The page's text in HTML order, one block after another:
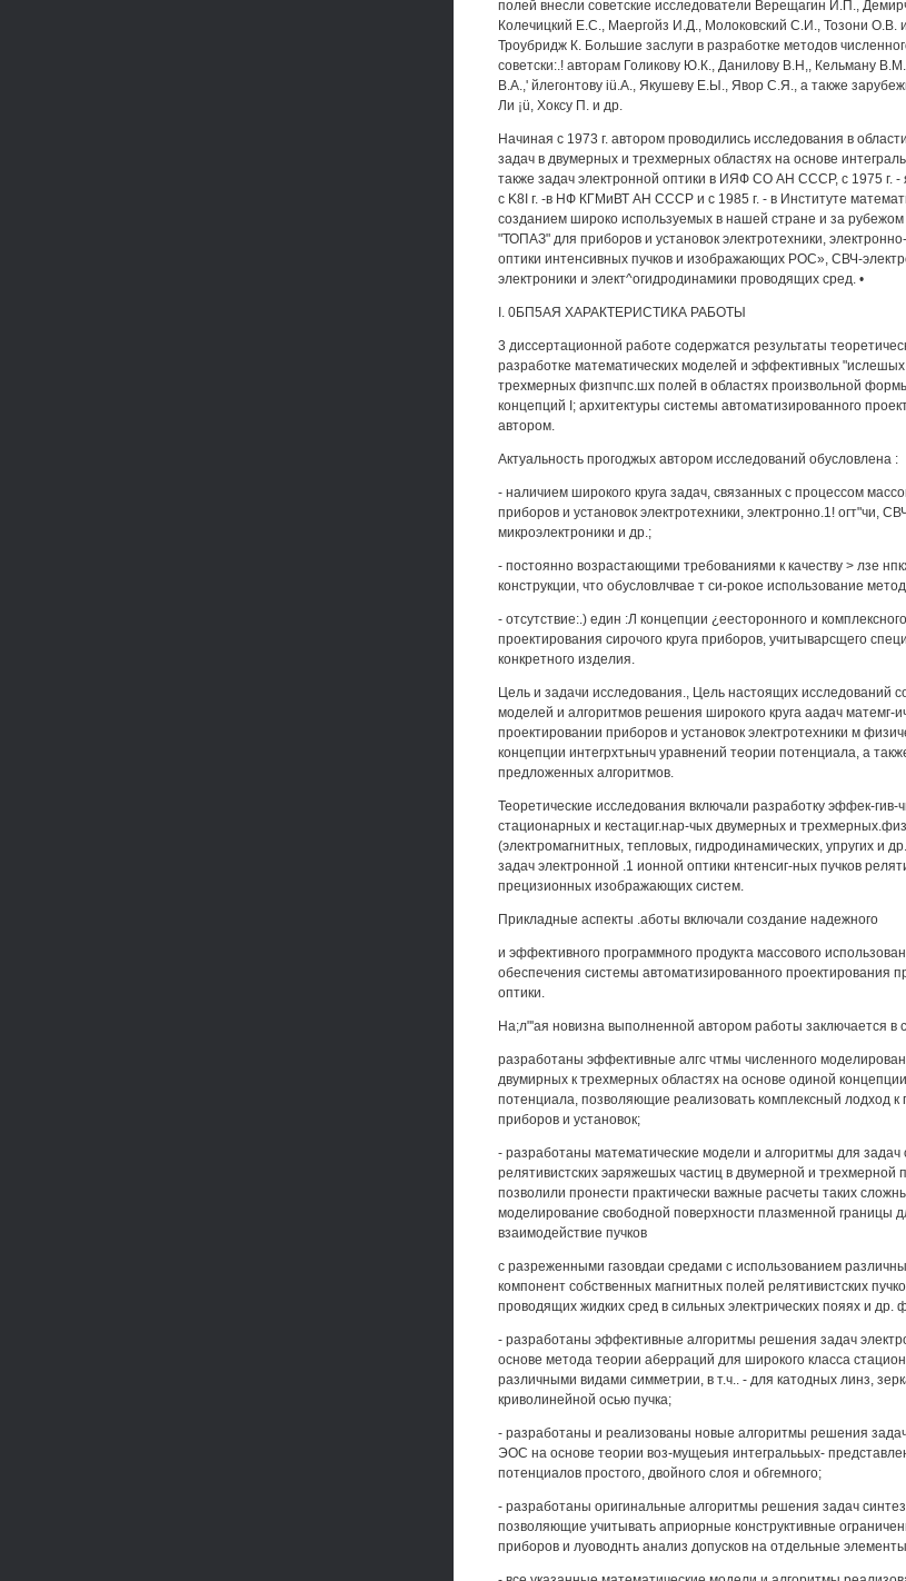
полей внесли советские исследователи Верещагин И.П.,
Колечицкий Е.С., Маергойз И.Д., Молоковский С.И., Тозони
Троубридж К. Большие заслуги в разработке методов
советски:.! авторам Голикову Ю.К., Данилову В.Н,, Кельману
В.А.,' йлегонтову iü.A., Якушеву Е.Ы., Явор С.Я., а также
Ли ¡ü, Хоксу П. и др.
Начиная с 1973 г. автором проводились исследования в
задач в двумерных и трехмерных областях на основе
также задач электронной оптики в ИЯФ СО АН СССР, с 1975
с K8I г. -в НФ КГМиВТ АН СССР и с 1985 г. - в Институте
созданием широко используемых в нашей стране и за
"ТОПАЗ" для приборов и установок электротехники,
оптики интенсивных пучков и изображающих РОС», СВЧ-
электроники и элект^огидродинамики проводящих сред. •
I. 0БП5АЯ ХАРАКТЕРИСТИКА РАБОТЫ
3 диссертационной работе содержатся результаты
разработке математических моделей и эффективных
трехмерных физпчпс.шх полей в областях произвольной
концепций I; архитектуры системы автоматизированного
автором.
Актуальность прогоджых автором исследований обусловлена :
- наличием широкого круга задач, связанных с процессом
приборов и установок электротехники, электронно.1! огт"чи,
микроэлектроники и др.;
- постоянно возрастающими требованиями к качеству > лзе
конструкции, что обусловлчвае т си-рокое использование
- отсутствие:.) един :Л концепции ¿еесторонного и
проектирования сирочого круга приборов, учитыварсщего
конкретного изделия.
Цель и задачи исследования., Цель настоящих исследований
моделей и алгоритмов решения широкого круга аадач матемг-
проектировании приборов и установок электротехники м
концепции интегрхтьныч уравнений теории потенциала, а
предложенных алгоритмов.
Теоретические исследования включали разработку эффек-
стационарных и кестациг.нар-чых двумерных и
(электромагнитных, тепловых, гидродинамических, упругих и
задач электронной .1 ионной оптики кнтенсиг-ных пучков
прецизионных изображающих систем.
Прикладные аспекты .аботы включали создание надежного
и эффективного программного продукта массового
обеспечения системы автоматизированного проектирования
оптики.
На;л"'ая новизна выполненной автором работы заключается в
разработаны эффективные алгс чтмы численного
двумирных к трехмерных областях на основе одиной
потенциала, позволяющие реализовать комплексный лодход к
приборов и установок;
- разработаны математические модели и алгоритмы для задач
релятивистских эаряжешых частиц в двумерной и трехмерной
позволили пронести практически важные расчеты таких
моделирование свободной поверхности плазменной границы
взаимодействие пучков
с разреженными газовдаи средами с использованием
компонент собственных магнитных полей релятивистских
проводящих жидких сред в сильных электрических пояях и др.
- разработаны эффективные алгоритмы решения задач
основе метода теории аберраций для широкого класса
различными видами симметрии, в т.ч.. - для катодных линз,
криволинейной осью пучка;
- разработаны и реализованы новые алгоритмы решения
ЭОС на основе теории воз-мущеьия интегралььых-
потенциалов простого, двойного слоя и обгемного;
- разработаны оригинальные алгоритмы решения задач
позволяющие учитывать априорные конструктивные
приборов и луоводнть анализ допусков на отдельные